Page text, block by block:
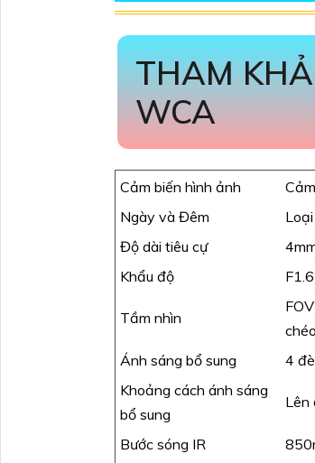
THAM
WCA
Cảm biến hình ảnh
Ngày và Đêm
Độ dài tiêu cự
Khẩu độ
F1.6
Tầm nhìn
Ánh sáng bổ sung
4
Khoảng cách ánh sáng
bổ sung
Lên
Bước sóng IR